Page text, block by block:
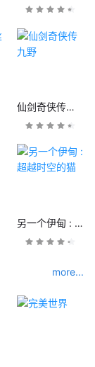
仙剑奇侠传九野
另一个伊甸 : 超越时空的猫
more...